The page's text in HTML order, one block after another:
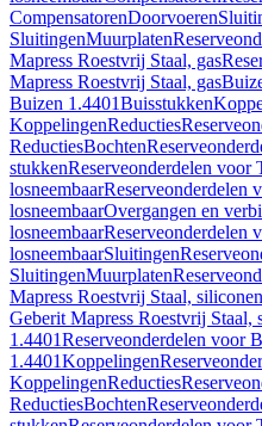
CompensatorenDoorvoeren
SluitingenMuurplaten
Mapress Roestvrij Staal, gas
Mapress Roestvrij Staal, gas
Buizen 1.4401Buisstukken
KoppelingenReducties
ReductiesBochten
stukkenReserveonderdelen voor
losneembaarReserveonderdelen
losneembaarOvergangen en
losneembaarReserveonderdelen
losneembaarSluitingen
SluitingenMuurplaten
Mapress Roestvrij Staal,
Geberit Mapress Roestvrij Staal,
1.4401Reserveonderdelen voor
1.4401Koppelingen
KoppelingenReducties
ReductiesBochten